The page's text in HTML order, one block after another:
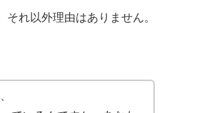
それ以外理由はありません。